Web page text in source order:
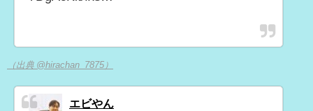
（出典 @hirachan_7875）
エビやん